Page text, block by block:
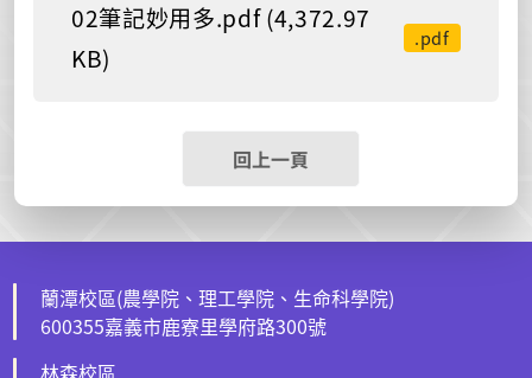
02筆記妙用多.pdf (4,372.97
KB)
.pdf
回上一頁
蘭潭校區(農學院、理工學院、生命科學院)
600355嘉義市鹿寮里學府路300號
林森校區